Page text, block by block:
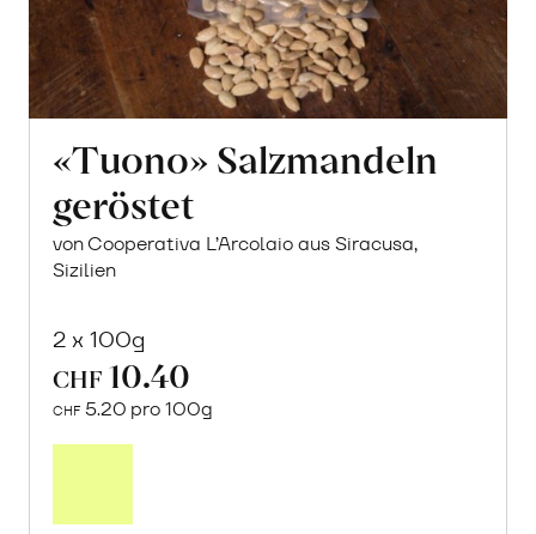
«Tuono» Salzmandeln
geröstet
von Cooperativa L’Arcolaio aus Siracusa,
Sizilien
2 x 100g
CHF 10.40
CHF 5.20 pro 100g